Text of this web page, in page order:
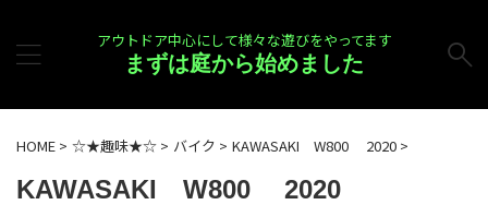
アウトドア中心にして様々な遊びをやってます
まずは庭から始めました
HOME > ☆★趣味★☆ > バイク > KAWASAKI W800 2020 >
KAWASAKI W800 2020